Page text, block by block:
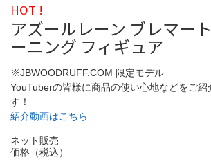
HOT !
アズールレーン ブレマー
ーニング フィギュア
※JBWOODRUFF.COM 限定モデル
YouTuberの皆様に商品の使い心地などをご紹
す！
紹介動画はこちら
ネット販売
価格（税込）